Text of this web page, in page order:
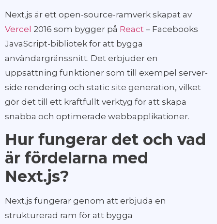
Next.js är ett open-source-ramverk skapat av
Vercel 2016 som bygger på React – Facebooks
JavaScript-bibliotek för att bygga
användargränssnitt. Det erbjuder en
uppsättning funktioner som till exempel server-
side rendering och static site generation, vilket
gör det till ett kraftfullt verktyg för att skapa
snabba och optimerade webbapplikationer.
Hur fungerar det och vad
är fördelarna med
Next.js?
Next.js fungerar genom att erbjuda en
strukturerad ram för att bygga